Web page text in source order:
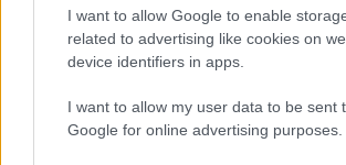
I want to allow Google to enable
related to advertising like cookies on
device identifiers in apps.
I want to allow my user data to be sent
Google for online advertising purposes.
«Γι' αυτό προωθούμε
τόσο στη θητεία όσο και στην
θητεία από αγγαρεία πρέπει να
σε μια θητεία με ουσία. Σε μια